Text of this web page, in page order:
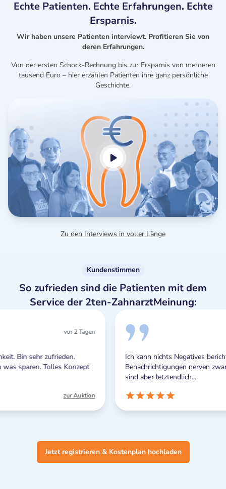
Echte Patienten. Echte Erfahrungen. Echte
Ersparnis.
Wir haben unsere Patienten interviewt. Profitieren Sie von
deren Erfahrungen.
Von der ersten Schock-Rechnung bis zur Ersparnis von mehreren
tausend Euro – hier erzählen Patienten ihre ganz persönliche
Geschichte.
Zu den Interviews in voller Länge
Kundenstimmen
So zufrieden sind die Patienten mit dem
Service der 2ten-ZahnarztMeinung:
Ich kann nichts Negatives berichten. Die Push-
Benachrichtigungen nerven zwar manchmal ein wenig,
Jetzt registrieren & Kostenplan hochladen